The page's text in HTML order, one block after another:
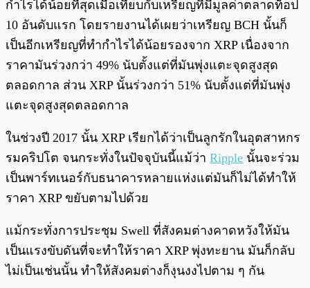
กำไรได้น้อยที่สุดเมื่อเทียบกับเหรียญที่มีมูลค่าตลาดท็อป
10 อันดับแรก โดยรายงานได้เผยว่าเหรียญ​ BCH นั้นก็
เป็นอีกเหรียญที่ทำกำไรได้น้อยรองจาก XRP เนื่องจาก
ราคามันร่วงกว่า 49% นับตั้งแต่ที่มันพุ่งแตะจุดสูงสุด
ตลอดกาล ส่วน XRP นั้นร่วงกว่า 51% นับตั้งแต่ที่มันพุ่ง
แตะจุดสูงสุดตลอดกาล
ในช่วงปี 2017 นั้น​ XRP เรียกได้ว่าเป็นลูกรักในอุตสาหกร
รมคริปโต จนกระทั่งในปัจจุบันนี้แม้ว่า Ripple นั้นจะร่วม
เป็นพาร์ทเนอร์กับธนาคารหลายแห่งแต่มันก็ไม่ได้ทำให้
ราคา XRP ขยับตามไปด้วย
แม้กระทั่งการประชุม Swell ที่สังคมต่างคาดหวังให้มัน
เป็นแรงขับดันที่จะทำให้ราคา XRP พุ่งทะยาน มันก็กลับ
ไม่เป็นเช่นนั้น ทำให้สังคมต่างก็งุนงงไปตาม ๆ กัน